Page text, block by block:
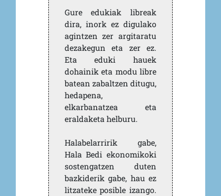
Gure edukiak libreak
dira, inork ez digulako
agintzen zer argitaratu
dezakegun eta zer ez.
Eta eduki hauek
dohainik eta modu libre
batean zabaltzen ditugu,
hedapena,
elkarbanatzea eta
eraldaketa helburu.
Halabelarririk gabe,
Hala Bedi ekonomikoki
sostengatzen duten
bazkiderik gabe, hau ez
litzateke posible izango.